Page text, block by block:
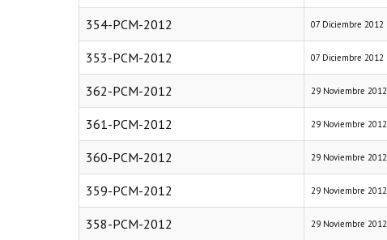
354-PCM-2012 07 Diciembre 2012
353-PCM-2012 07 Diciembre 2012
362-PCM-2012 29 Noviembre 2012
361-PCM-2012 29 Noviembre 2012
360-PCM-2012 29 Noviembre 2012
359-PCM-2012 29 Noviembre 2012
358-PCM-2012 29 Noviembre 2012